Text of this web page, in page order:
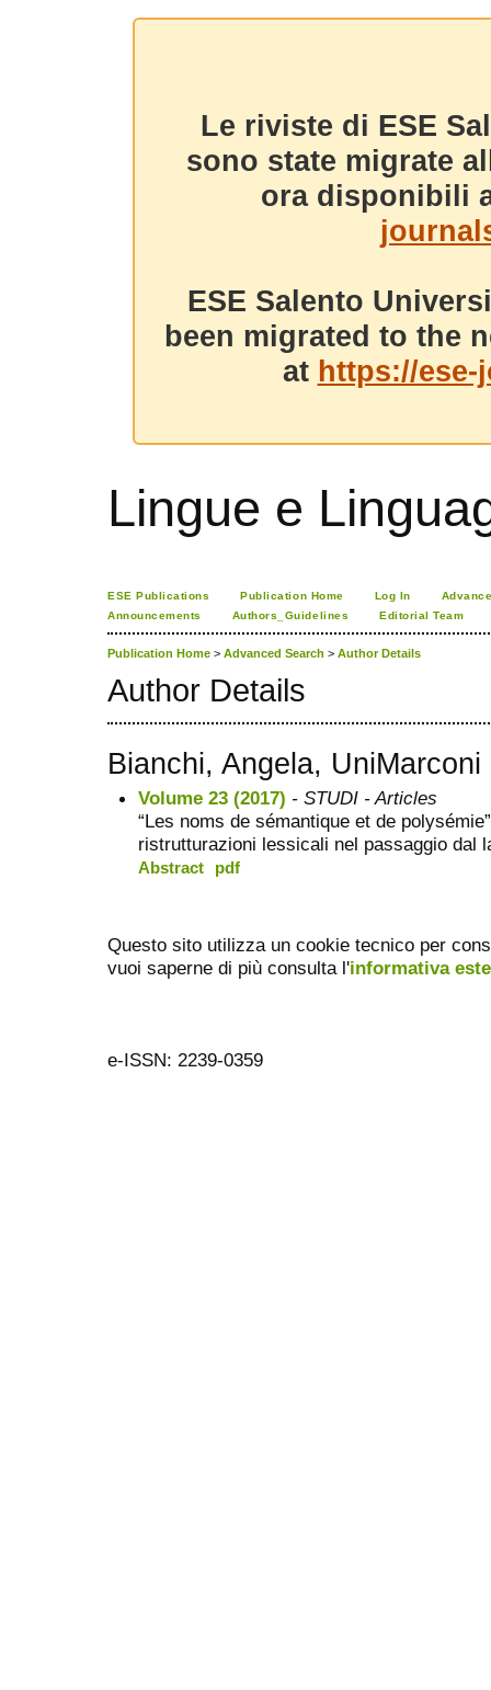
Le riviste di ESE
sono state migrate
ora disponibili
ESE Salento
been migrated to the
at https://
Lingue e
ESE Publications Publication Home Log In
Announcements
Authors_Guidelines Editorial Team
Publication Home > Advanced Search > Author Details
Author Details
Bianchi, Angela,
Volume 23 (2017) - STUDI - Articles
“Les noms de sémantique et de
ristrutturazioni lessicali nel passaggio dal
Abstract pdf
Questo sito utilizza un cookie tecnico per
vuoi saperne di più consulta l'informativa
e-ISSN: 2239-0359